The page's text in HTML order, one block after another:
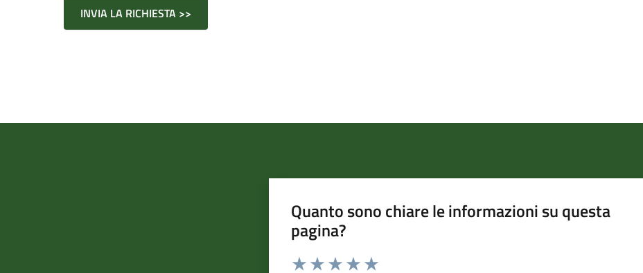
Quanto sono chiare le informazioni su questa
pagina?
Valuta da 1 a 5 stelle la pagina